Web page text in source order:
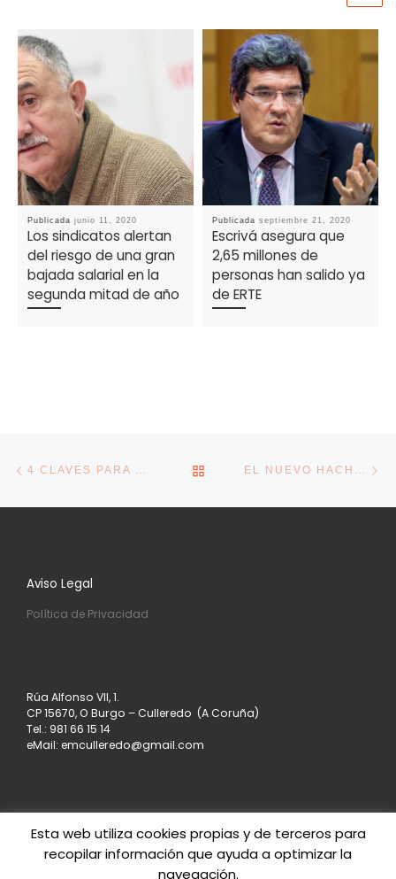
Publicada junio 11, 2020
Los sindicatos alertan
del riesgo de una gran
bajada salarial en la
segunda mitad de año
Publicada septiembre 21, 2020
Escrivá asegura que
2,65 millones de
personas han salido ya
de ERTE
VOLVER A LA LISTA DE
Aviso Legal
Política de Privacidad
Rúa Alfonso VII, 1.
CP 15670, O Burgo – Culleredo (A Coruña)
Tel.: 981 66 15 14
eMail: emculleredo@gmail.com
© 2026Asociación de Empresarios de Culleredo
Esta web utiliza cookies propias y de terceros para
recopilar información que ayuda a optimizar la
navegación.